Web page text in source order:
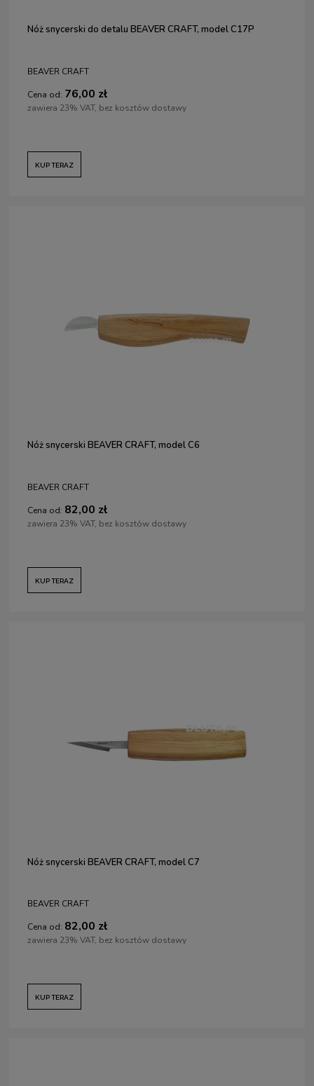
Nóż snycerski do detalu BEAVER CRAFT, model C17P
BEAVER CRAFT
Cena od: 76,00 zł
zawiera 23% VAT, bez kosztów dostawy
KUP TERAZ
Nóż snycerski BEAVER CRAFT, model C6
BEAVER CRAFT
Cena od: 82,00 zł
zawiera 23% VAT, bez kosztów dostawy
KUP TERAZ
Nóż snycerski BEAVER CRAFT, model C7
BEAVER CRAFT
Cena od: 82,00 zł
zawiera 23% VAT, bez kosztów dostawy
KUP TERAZ